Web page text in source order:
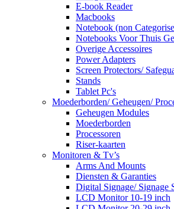
E-book Reader
Macbooks
Notebook (non
Notebooks Voor Thuis
Overige Accessoires
Power Adapters
Screen Protectors/
Stands
Tablet Pc's
Moederborden/ Geheugen/
Geheugen Modules
Moederborden
Processoren
Riser-kaarten
Monitoren & Tv’s
Arms And Mounts
Diensten & Garanties
Digital Signage/ Signage
LCD Monitor 10-19 inch